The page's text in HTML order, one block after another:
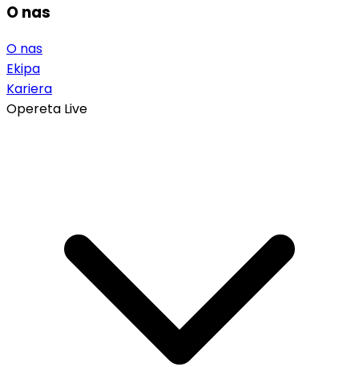
O nas
O nas
Ekipa
Kariera
Opereta Live